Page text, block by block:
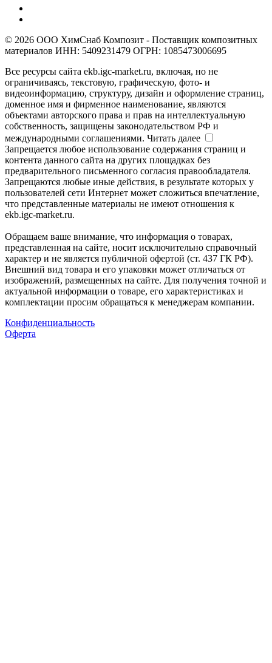
© 2026 ООО ХимСнаб Композит - Поставщик композитных
материалов ИНН: 5409231479 ОГРН: 1085473006695
Все ресурсы сайта ekb.igc-market.ru, включая, но не
ограничиваясь, текстовую, графическую, фото- и
видеоинформацию, структуру, дизайн и оформление страниц,
доменное имя и фирменное наименование, являются
объектами авторского права и прав на интеллектуальную
собственность, защищены законодательством РФ и
международными соглашениями. Читать далее
Запрещается любое использование содержания страниц и
контента данного сайта на других площадках без
предварительного письменного согласия правообладателя.
Запрещаются любые иные действия, в результате которых у
пользователей сети Интернет может сложиться впечатление,
что представленные материалы не имеют отношения к
ekb.igc-market.ru.
Обращаем ваше внимание, что информация о товарах,
представленная на сайте, носит исключительно справочный
характер и не является публичной офертой (ст. 437 ГК РФ).
Внешний вид товара и его упаковки может отличаться от
изображений, размещенных на сайте. Для получения точной и
актуальной информации о товаре, его характеристиках и
комплектации просим обращаться к менеджерам компании.
Конфиденциальность
Оферта